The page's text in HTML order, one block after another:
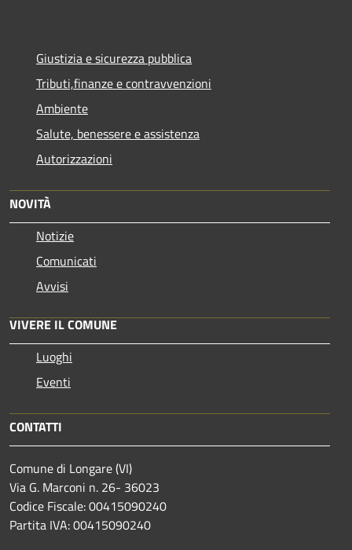
Giustizia e sicurezza pubblica
Tributi,finanze e contravvenzioni
Ambiente
Salute, benessere e assistenza
Autorizzazioni
NOVITÀ
Notizie
Comunicati
Avvisi
VIVERE IL COMUNE
Luoghi
Eventi
CONTATTI
Comune di Longare (VI)
Via G. Marconi n. 26- 36023
Codice Fiscale: 00415090240
Partita IVA: 00415090240